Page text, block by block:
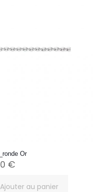
Or
€
Ajouter au panier